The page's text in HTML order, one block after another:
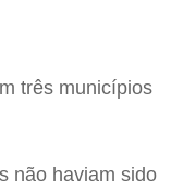
três municípios
não haviam sido